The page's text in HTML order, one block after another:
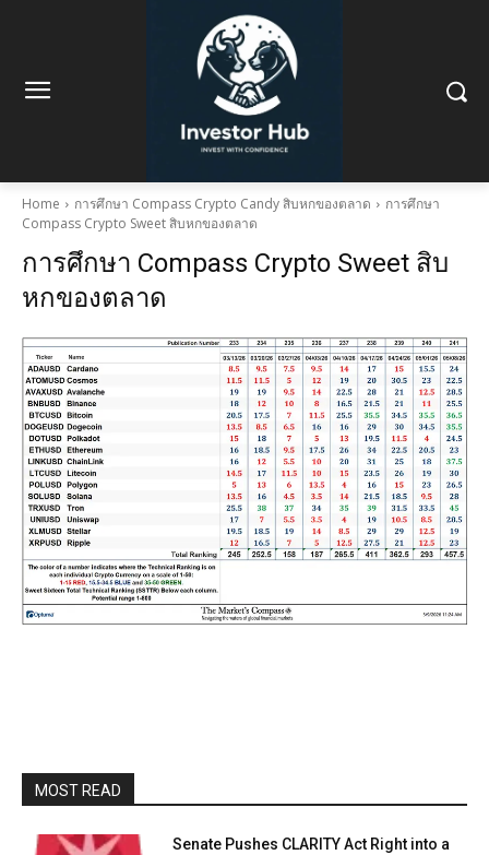
Home การศึกษา Compass Crypto Candy สิบหกของตลาด
การศึกษา
Compass Crypto Sweet สิบหกของตลาด
การศึกษา Compass Crypto Sweet สิบ
หกของตลาด
MOST READ
Senate Pushes CLARITY Act Right into a